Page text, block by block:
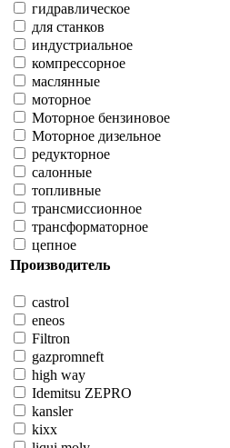
гидравлическое
для станков
индустриальное
компрессорное
маслянные
моторное
Моторное бензиновое
Моторное дизельное
редукторное
салонные
топливные
трансмиссионное
трансформаторное
цепное
Производитель
castrol
eneos
Filtron
gazpromneft
high way
Idemitsu ZEPRO
kansler
kixx